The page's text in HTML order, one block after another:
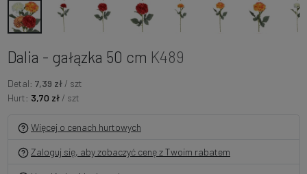
Dalia - gałązka 50 cm K489
Detal: 7,39 zł / szt
Hurt: 3,70 zł / szt
Więcej o cenach hurtowych
Zaloguj się, aby zobaczyć cenę z Twoim rabatem